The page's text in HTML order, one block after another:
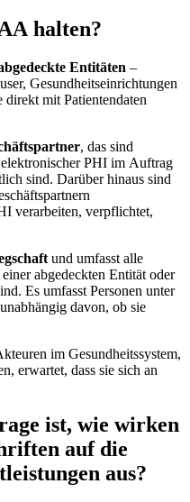
halten?
Entitäten –
Gesundheitseinrichtungen
direkt mit Patientendaten
, das sind
PHI im Auftrag
sind. Darüber hinaus sind
verarbeiten, verpflichtet,
und umfasst alle
abgedeckten Entität oder
Es umfasst Personen unter
davon, ob sie
im Gesundheitssystem,
erwartet, dass sie sich an
ist, wie wirken
auf die
aus?